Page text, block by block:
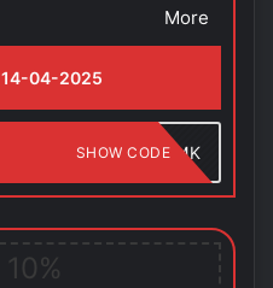
More
14-04-2025
MK
SHOW CODE
10% OFF